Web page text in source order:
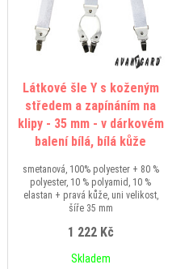
Látkové šle Y s koženým
středem a zapínáním na
klipy - 35 mm - v dárkovém
balení bílá, bílá kůže
smetanová, 100% polyester + 80 %
polyester, 10 % polyamid, 10 %
elastan + pravá kůže, uni velikost,
šíře 35 mm
1 222 Kč
Skladem